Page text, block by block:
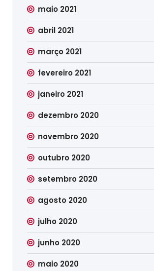
maio 2021
abril 2021
março 2021
fevereiro 2021
janeiro 2021
dezembro 2020
novembro 2020
outubro 2020
setembro 2020
agosto 2020
julho 2020
junho 2020
maio 2020